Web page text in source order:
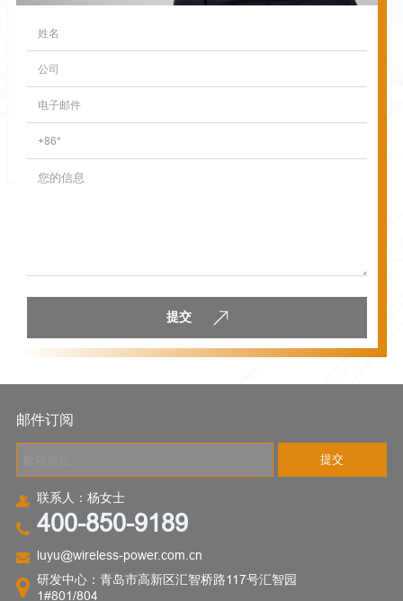
提交
邮件订阅
提交
联系人：杨女士
400-850-9189
luyu@wireless-power.com.cn
研发中心：青岛市高新区汇智桥路117号汇智园
1#801/804